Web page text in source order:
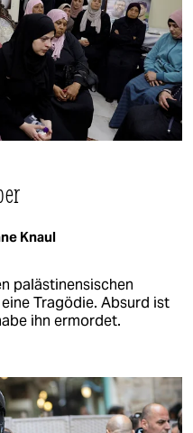
Knaul
palästinensischen
Tragödie. Absurd ist
ihn ermordet.